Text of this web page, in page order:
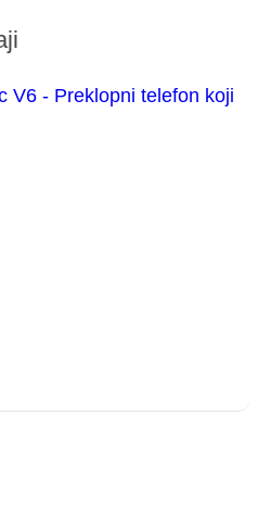
V6 - Preklopni telefon koji